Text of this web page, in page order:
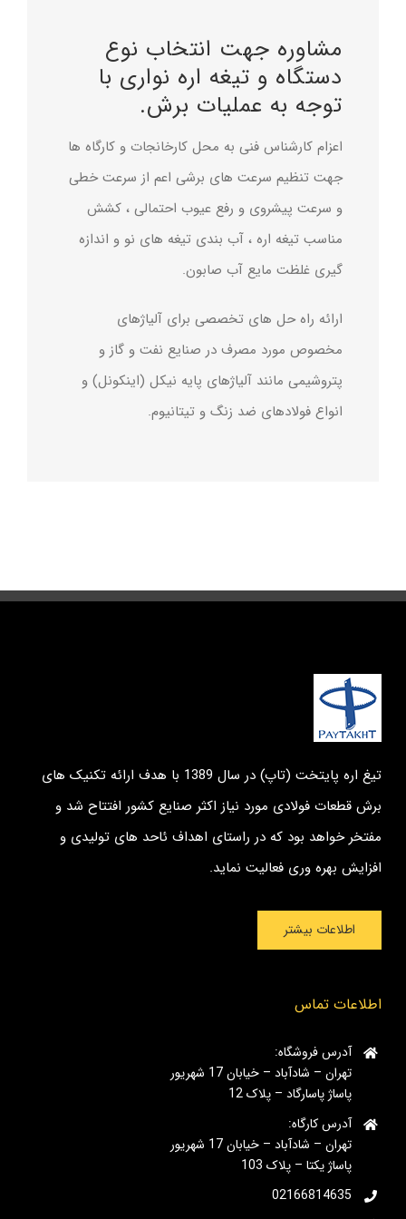
مشاوره جهت انتخاب نوع
دستگاه و تیغه اره نواری با
توجه به عملیات برش.
اعزام کارشناس فنی به محل کارخانجات و کارگاه ها
جهت تنظیم سرعت های برشی اعم از سرعت خطی
و سرعت پیشروی و رفع عیوب احتمالی ، کشش
مناسب تیغه اره ، آب بندی تیغه های نو و اندازه
گیری غلظت مایع آب صابون.
ارائه راه حل های تخصصی برای آلیاژهای
مخصوص مورد مصرف در صنایع نفت و گاز و
پتروشیمی مانند آلیاژهای پایه نیکل (اینکونل) و
انواع فولادهای ضد زنگ و تیتانیوم.
تیغ اره پایتخت (تاپ) در سال 1389 با هدف ارائه تکنیک های
برش قطعات فولادی مورد نیاز اکثر صنایع کشور افتتاح شد و
مفتخر خواهد بود که در راستای اهداف ئاحد های تولیدی و
افزایش بهره وری فعالیت نماید.
اطلاعات بیشتر
اطلاعات تماس
آدرس فروشگاه:
تهران – شادآباد – خیابان 17 شهریور
پاساژ پاسارگاد – پلاک 12
آدرس کارگاه:
تهران – شادآباد – خیابان 17 شهریور
پاساژ یکتا – پلاک 103
02166814635